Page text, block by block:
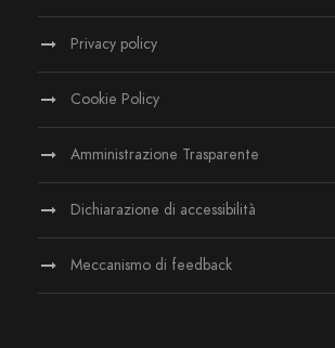
Privacy policy
Cookie Policy
Amministrazione Trasparente
Dichiarazione di accessibilità
Meccanismo di feedback